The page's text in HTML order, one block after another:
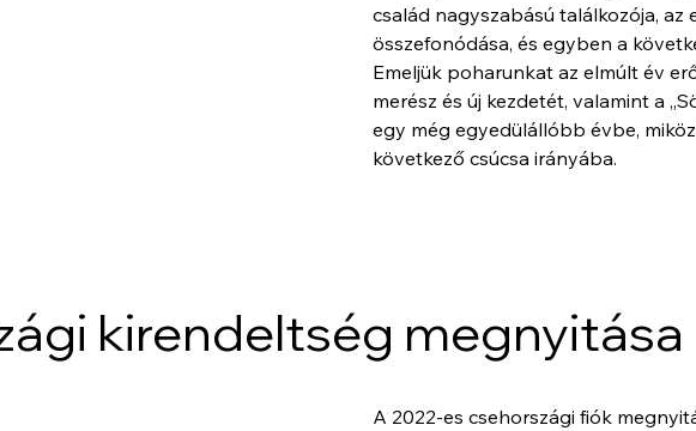
család nagyszabású találkozója, az
összefonódása, és egyben a
Emeljük poharunkat az elmúlt év
merész és új kezdetét, valamint a
egy még egyedülállóbb évbe,
következő csúcsa irányába.
kirendeltség megnyitása
A 2022-es csehországi fiók